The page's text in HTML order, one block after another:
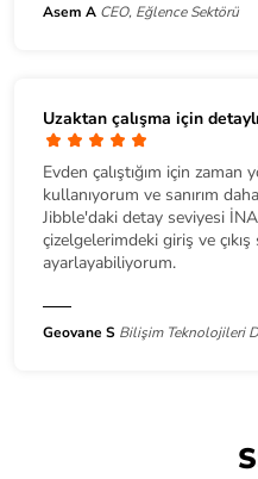
Asem A CEO, Eğlence Sektörü
Uzaktan çalışma için
Evden çalıştığım için
kullanıyorum ve sanırım
Jibble'daki detay seviyesi
çizelgelerimdeki giriş ve
ayarlayabiliyorum.
Geovane S Bilişim Teknolojileri